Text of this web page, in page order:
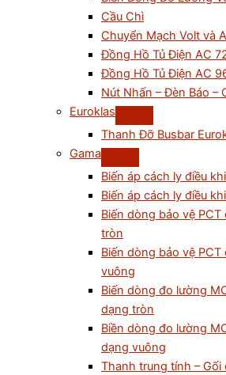
Cầu Chì
Chuyển Mạch Volt và
Đồng Hồ Tủ Điện AC
Đồng Hồ Tủ Điện AC
Nút Nhấn – Đèn Báo –
Euroklas
Thanh Đỡ Busbar
Gama
Biến áp cách ly điều
Biến áp cách ly điều
Biến dòng bảo vệ
tròn
Biến dòng bảo vệ
vuông
Biến dòng đo lường
dạng tròn
Biền dòng đo lường
dạng vuông
Thanh trung tính – Gối